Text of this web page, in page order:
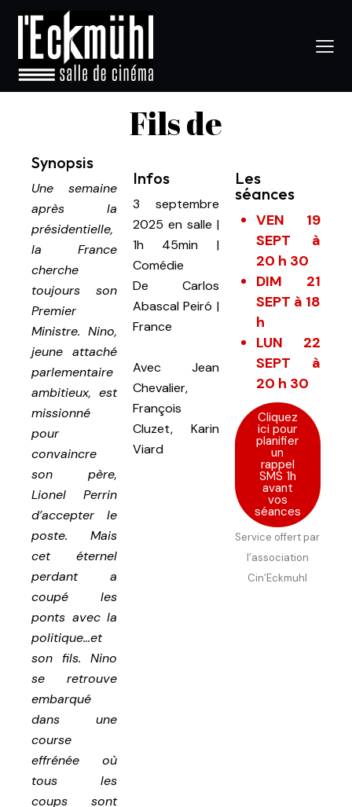
Fils de
Synopsis
Une semaine
après la
présidentielle,
la France
cherche
toujours son
Premier
Ministre. Nino,
jeune attaché
parlementaire
ambitieux, est
missionné
pour
convaincre
son père,
Lionel Perrin
d’accepter le
poste. Mais
cet éternel
perdant a
coupé les
ponts avec la
politique…et
son fils. Nino
se retrouve
embarqué
dans une
course
effrénée où
tous les
coups sont
Infos
3 septembre
2025en salle |
1h 45min |
Comédie
De Carlos
Abascal Peiró |
France
Avec Jean
Chevalier,
François
Cluzet, Karin
Viard
Les
séances
VEN 19
SEPT à
20 h 30
DIM 21
SEPT à 18
h
LUN 22
SEPT à
20 h 30
Cliquez
ici pour
planifier
un
rappel
SMS 1h
avant
vos
séances
Service offert par
l’association
Cin’Eckmuhl